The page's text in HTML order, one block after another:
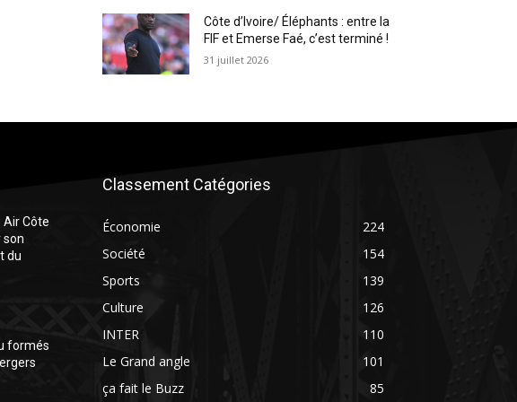
Côte d’Ivoire/ Éléphants : entre la
FIF et Emerse Faé, c’est terminé !
31 juillet 2026
Air Côte
son
du
formés
Classement Catégories
Économie
224
Société
154
Sports
139
Culture
126
INTER
110
Le Grand angle
101
ça fait le Buzz
85